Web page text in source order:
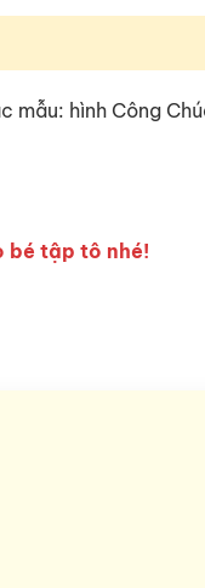
hình Công
bé tập tô nhé!